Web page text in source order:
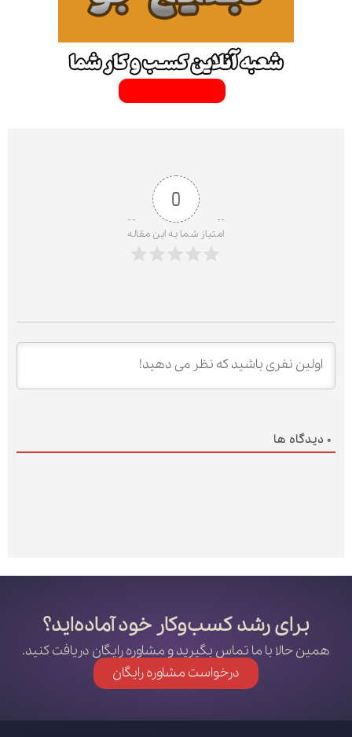
0
امتیاز شما به این مقاله
0 دیدگاه ها
برای رشد کسب‌وکار خود آماده‌اید؟
همین حالا با ما تماس بگیرید و مشاوره رایگان دریافت کنید.
درخواست مشاوره رایگان